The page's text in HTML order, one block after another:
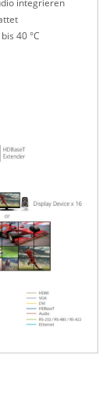
integrieren
40 °C